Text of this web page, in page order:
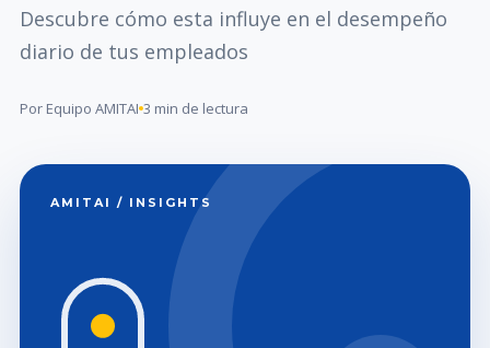
Descubre cómo esta influye en el desempeño
diario de tus empleados
Por Equipo AMITAI 3 min de lectura
AMITAI / INSIGHTS